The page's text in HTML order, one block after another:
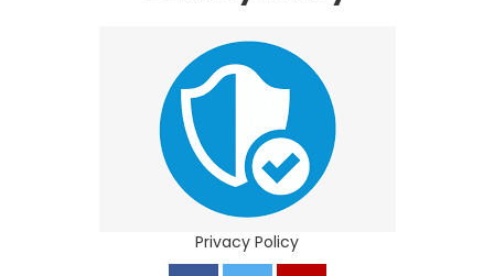
Privacy Policy